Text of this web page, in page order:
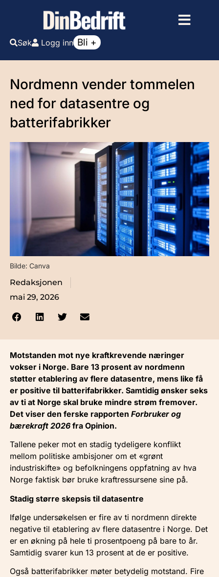
Søk Logg inn Bli +
Nordmenn vender tommelen
ned for datasentre og
batterifabrikker
Bilde: Canva
Redaksjonen
mai 29, 2026
Motstanden mot nye kraftkrevende næringer
vokser i Norge. Bare 13 prosent av nordmenn
støtter etablering av flere datasentre, mens like få
er positive til batterifabrikker. Samtidig ønsker seks
av ti at Norge skal bruke mindre strøm fremover.
Det viser den ferske rapporten Forbruker og
bærekraft 2026fra Opinion.
Tallene peker mot en stadig tydeligere konflikt
mellom politiske ambisjoner om et «grønt
industriskifte» og befolkningens oppfatning av hva
Norge faktisk bør bruke kraftressursene sine på.
Stadig større skepsis til datasentre
Ifølge undersøkelsen er fire av ti nordmenn direkte
negative til etablering av flere datasentre i Norge. Det
er en økning på hele ti prosentpoeng på bare to år.
Samtidig svarer kun 13 prosent at de er positive.
Også batterifabrikker møter betydelig motstand. Fire